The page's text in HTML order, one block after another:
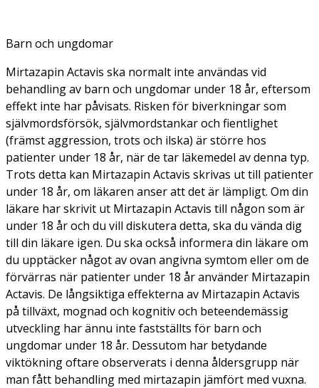
Barn och ungdomar
Mirtazapin Actavis ska normalt inte användas vid
behandling av barn och ungdomar under 18 år, eftersom
effekt inte har påvisats. Risken för biverkningar som
självmordsförsök, självmordstankar och fientlighet
(främst aggression, trots och ilska) är större hos
patienter under 18 år, när de tar läkemedel av denna typ.
Trots detta kan Mirtazapin Actavis skrivas ut till patienter
under 18 år, om läkaren anser att det är lämpligt. Om din
läkare har skrivit ut Mirtazapin Actavis till någon som är
under 18 år och du vill diskutera detta, ska du vända dig
till din läkare igen. Du ska också informera din läkare om
du upptäcker något av ovan angivna symtom eller om de
förvärras när patienter under 18 år använder Mirtazapin
Actavis. De långsiktiga effekterna av Mirtazapin Actavis
på tillväxt, mognad och kognitiv och beteendemässig
utveckling har ännu inte fastställts för barn och
ungdomar under 18 år. Dessutom har betydande
viktökning oftare observerats i denna åldersgrupp när
man fått behandling med mirtazapin jämfört med vuxna.